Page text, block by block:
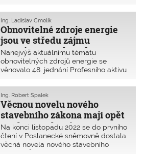
to vypadá, že zákonodárci trochu
zapomínají na požární bezpečnost.
Neodborná montáž fotovoltaických
panelů a používání levných
a nesprávných komponentů v celém
systému zvyšují nebezpečí požáru.
Zároveň mohou v již hořícím domě
podstatně zkomplikovat a zpomalit
Obnovitelné zdroje energie
jsou ve středu zájmu
autorizovaných osob
Ing. Ladislav Čmelík
Nanejvýš aktuálnímu tématu
obnovitelných zdrojů energie se
věnovalo 48. jednání Profesního aktivu
zařízení staveb (TZS) a technologické
prostředí staveb (TPS) ČKAIT, které se
konalo ve dnech 8. listopadu a 9.
listopadu 2022 v hotelu Garni VŠB-TU
Ostrava.
Věcnou novelu nového
stavebního zákona mají opět
v rukou poslanci
Ing. Robert Špalek
Na konci listopadu 2022 se do prvního
čtení v Poslanecké sněmovně dostala
věcná novela nového stavebního